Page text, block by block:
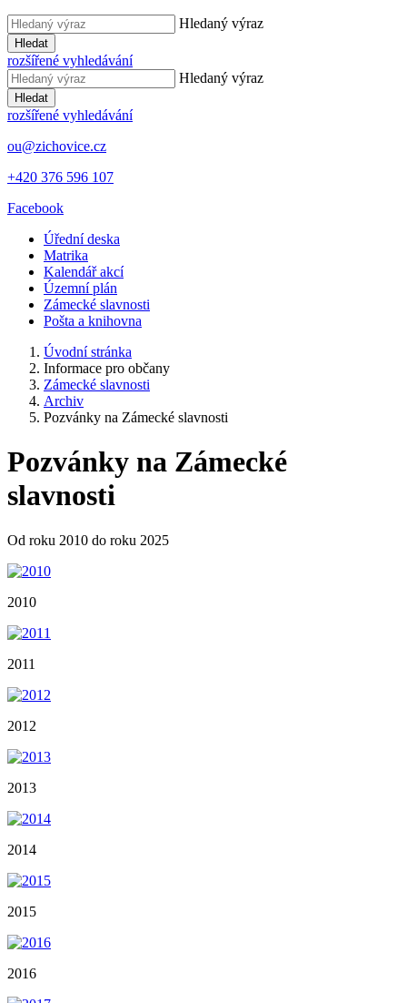
Hledaný výraz
Hledat
rozšířené vyhledávání
Hledaný výraz
Hledat
rozšířené vyhledávání
ou@zichovice.cz
+420 ​​376 596 107
Facebook
Úřední deska
Matrika
Kalendář akcí
Územní plán
Zámecké slavnosti
Pošta a knihovna
Úvodní stránka
Informace pro občany
Zámecké slavnosti
Archiv
Pozvánky na Zámecké slavnosti
Pozvánky na Zámecké
slavnosti
Od roku 2010 do roku 2025
2010
2011
2012
2013
2014
2015
2016